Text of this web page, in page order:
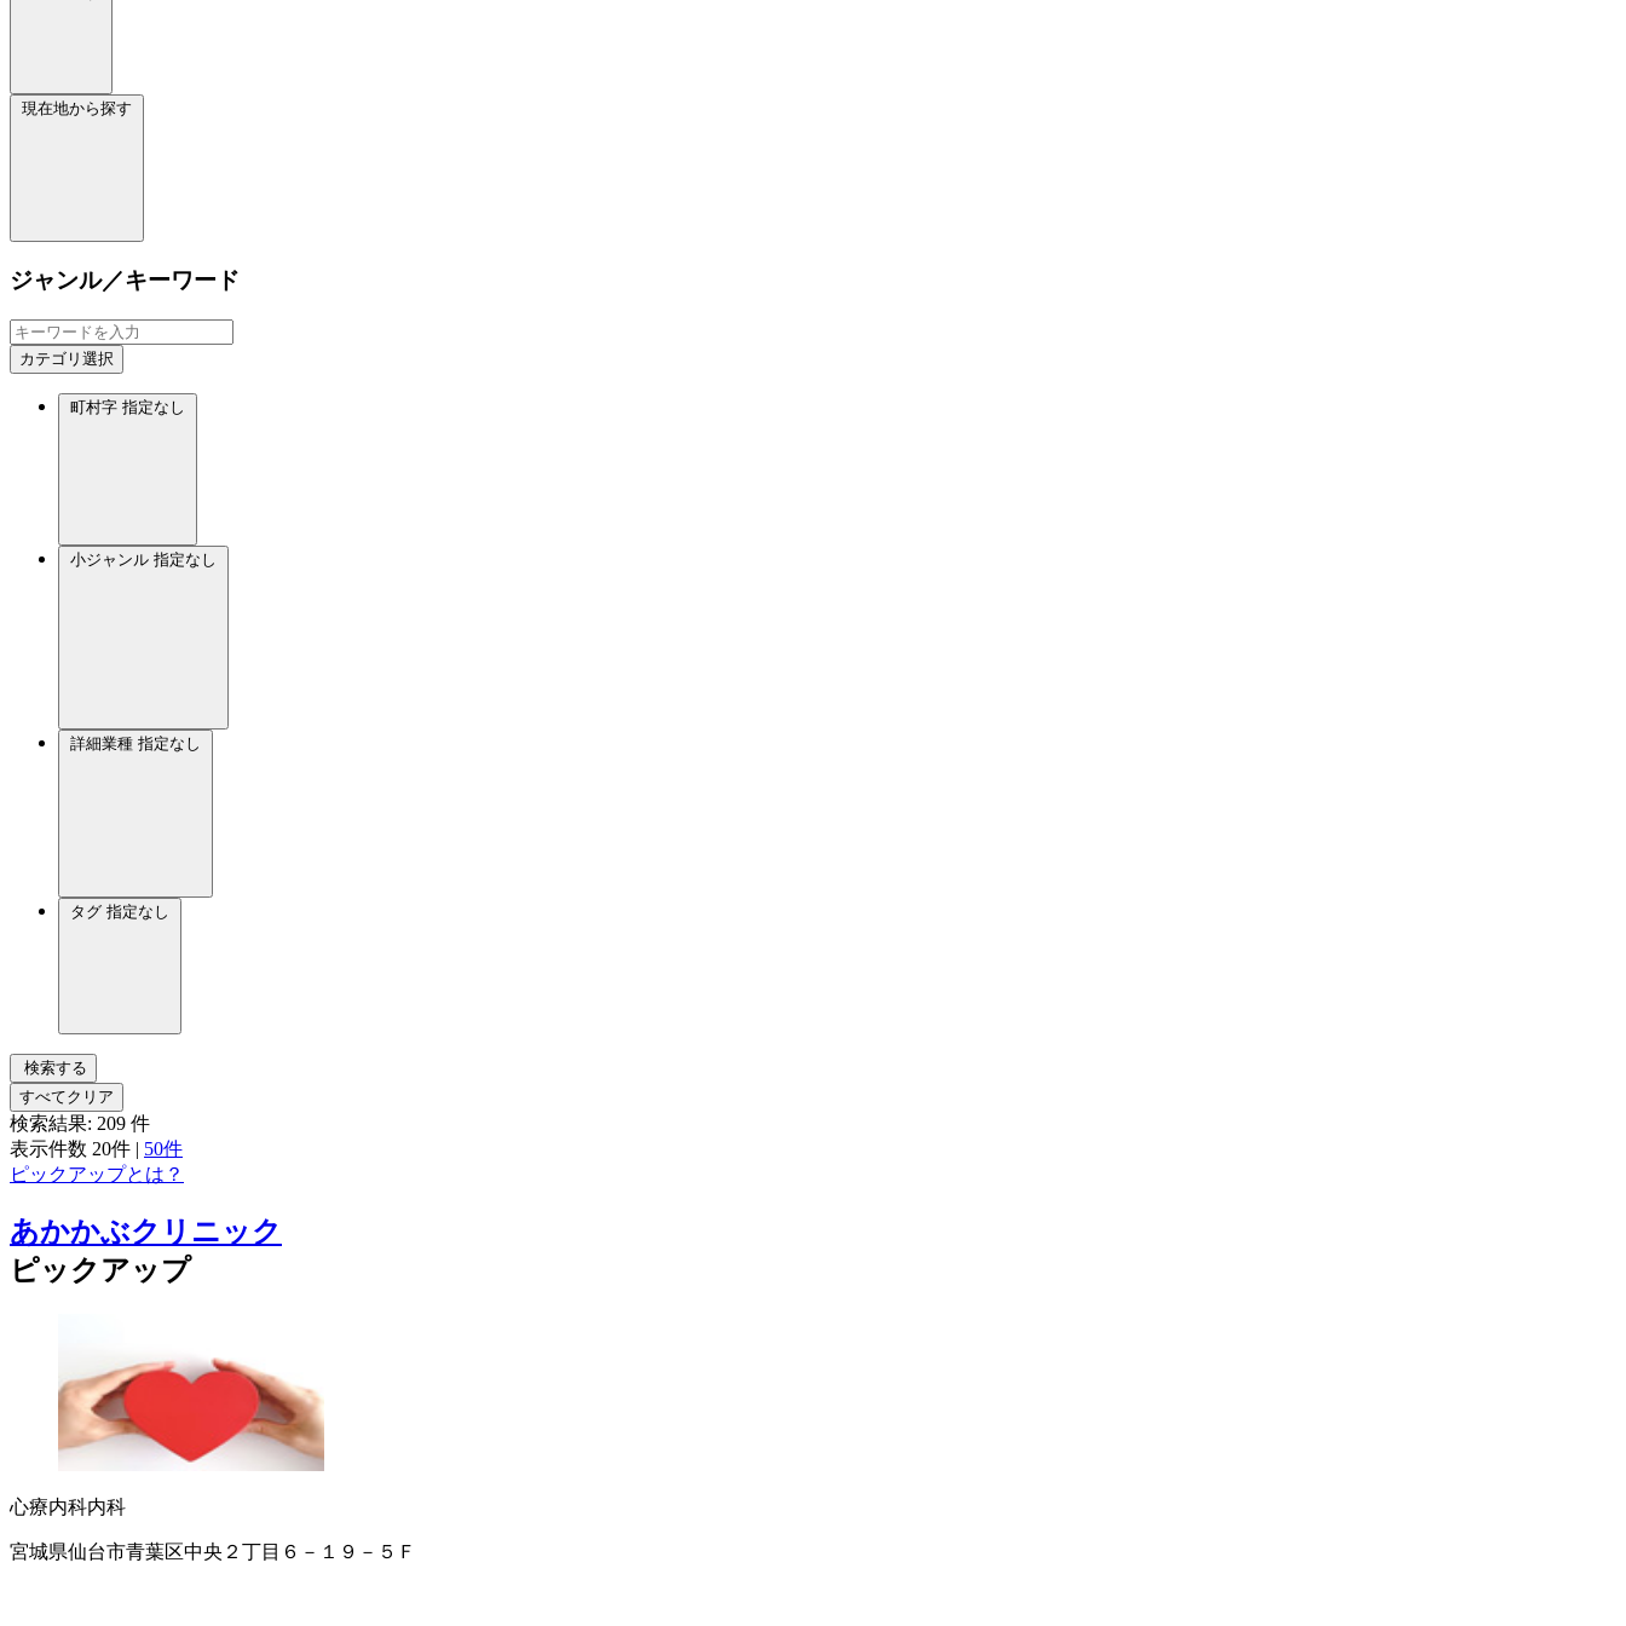
現在地から探す
ジャンル／キーワード
カテゴリ選択
町村字 指定なし
小ジャンル 指定なし
詳細業種 指定なし
タグ 指定なし
検索する
すべてクリア
検索結果: 209 件
表示件数 20件 | 50件
ピックアップとは？
あかかぶクリニック
ピックアップ
心療内科内科
宮城県仙台市青葉区中央２丁目６－１９－５Ｆ